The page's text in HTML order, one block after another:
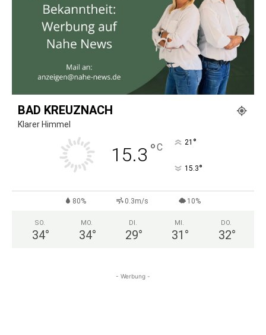
BAD KREUZNACH
Klarer Himmel
15.3 °C 21 °
15.3°
80% 0.3m/s 10%
SO.
34°
MO.
34°
DI.
29°
MI.
31 °
DO.
32°
- Werbung -